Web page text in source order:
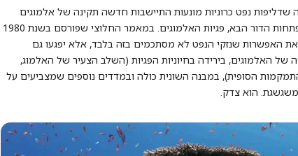
שדליפות נפט כרוניות מונעות התיישבות חדשה תקינה של אלמוגים
ובכלל את התפתחות הדור הבא, פגיות האלמוגים. במאמר החלוצי שפורסם בשנת 1980
את האפשרות שנזקי הנפט לא מסתכמים בזה בלבד, אלא יפגעו גם
של האלמוגים, בירידה בחיוניות הפגיות (השלב הצעיר של האלמוג,
הסופית), במבנה השונית כולה ובמדדים נוספים שמצביעים על
הוא צדק.